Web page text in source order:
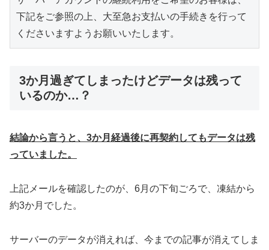
下記をご参照の上、大至急お支払いの手続きを行って
くださいますようお願いいたします。
3か月過ぎてしまったけどデータは残って
いるのか…？
結論から言うと、3か月経過後に再契約してもデータは残
っていました。
上記メールを確認したのが、6月の下旬ごろで、凍結から
約3か月でした。
サーバーのデータが消えれば、今までの記事が消えてしま